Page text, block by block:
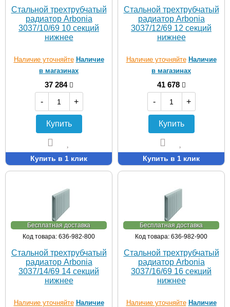
Стальной трехтрубчатый
радиатор Arbonia
3037/10/69 10 секций
нижнее
Наличие уточняйте Наличие
в магазинах
37 284
-
+
Купить
Купить в 1 клик
Стальной трехтрубчатый
радиатор Arbonia
3037/12/69 12 секций
нижнее
Наличие уточняйте Наличие
в магазинах
41 678
-
+
Купить
Купить в 1 клик
Бесплатная доставка
Код товара: 636-982-800
Стальной трехтрубчатый
радиатор Arbonia
3037/14/69 14 секций
нижнее
Наличие уточняйте Наличие
Бесплатная доставка
Код товара: 636-982-900
Стальной трехтрубчатый
радиатор Arbonia
3037/16/69 16 секций
нижнее
Наличие уточняйте Наличие